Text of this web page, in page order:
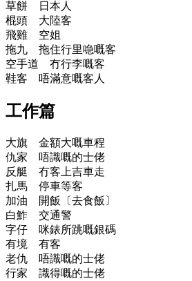
草餅 日本人
棍頭 大陸客
飛雞 空姐
拖九 拖住行里喼嘅客
空手道 冇行李嘅客
鞋客 唔滿意嘅客人
工作篇
大旗 金額大嘅車程
仇家 唔識嘅的士佬
反艇 冇客上吉車走
扎馬 停車等客
加油 開飯〔去食飯〕
白鮓 交通警
字仔 咪錶所跳嘅銀碼
有境 有客
老仇 唔識嘅的士佬
行家 識得嘅的士佬